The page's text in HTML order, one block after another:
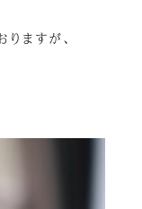
ますが、